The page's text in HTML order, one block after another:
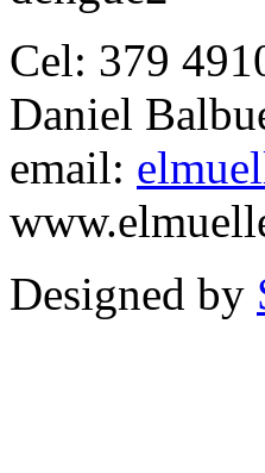
Cel: 379
Daniel
email:
Designed by